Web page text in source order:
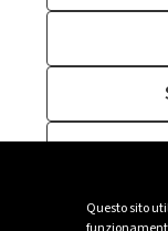
Questo sito